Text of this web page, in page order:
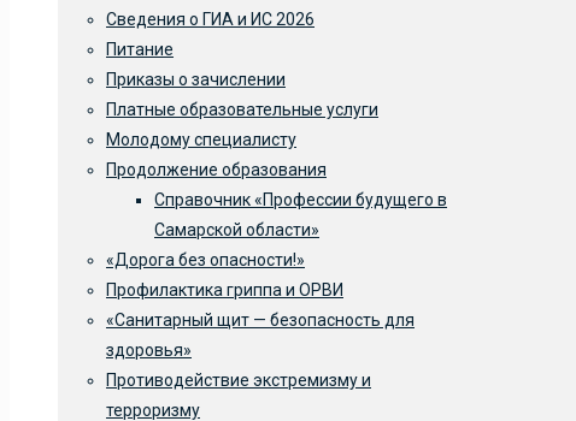
Сведения о ГИА и ИС 2026
Питание
Приказы о зачислении
Платные образовательные услуги
Молодому специалисту
Продолжение образования
Справочник «Профессии будущего в
Самарской области»
«Дорога без опасности!»
Профилактика гриппа и ОРВИ
«Санитарный щит — безопасность для
здоровья»
Противодействие экстремизму и
терроризму